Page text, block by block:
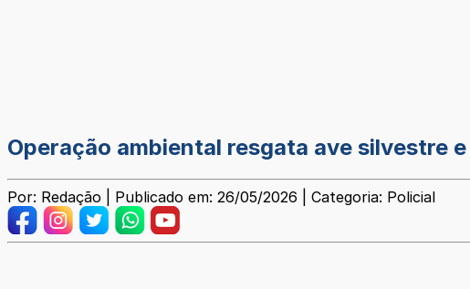
Operação ambiental resgata ave silvestre
Por: Redação | Publicado em: 26/05/2026 | Categoria: Policial